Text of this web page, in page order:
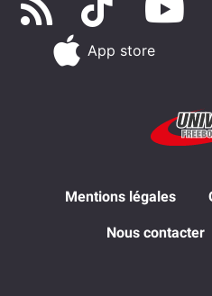
App store
Mentions légales
Nous contacter